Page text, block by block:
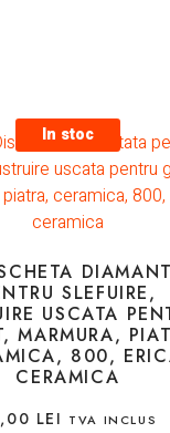
In stoc
SLEFUIRE,
USCATA
MARMURA,
800,
CERAMICA
LEI TVA INCLUS